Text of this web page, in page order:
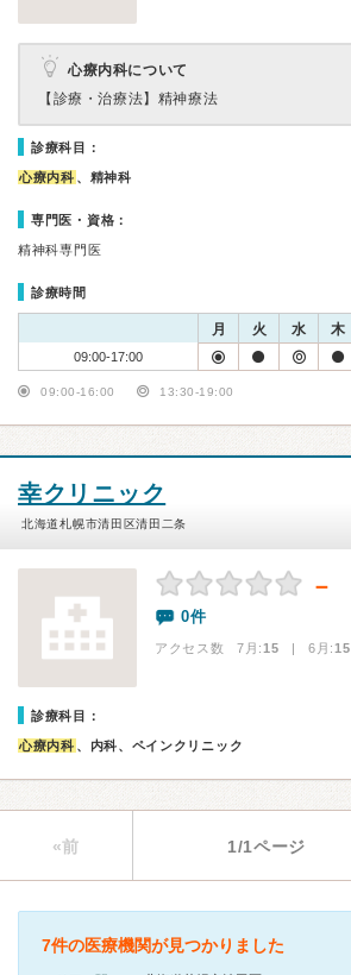
心療内科について
【診療・治療法】 精神療法
診療科目：
心療内科 、精神科
専門医・資格：
精神科専門医
診療時間
月 火 水 木
09:00-17:00
09:00-16:00 13:30-19:00
幸クリニック
北海道札幌市清田区清田二条
－
0件
アクセス数 7月:15 | 6月:15
診療科目：
心療内科 、内科、ペインクリニック
«前 1/1ページ
7件の医療機関が見つかりました